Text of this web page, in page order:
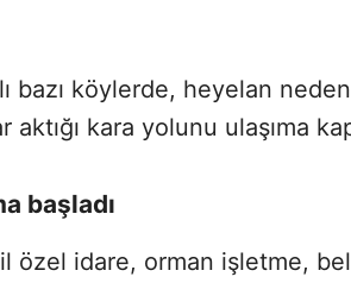
bazı köylerde, heyelan
kara yolunu ulaşıma
başladı
özel idare, orman işletme,